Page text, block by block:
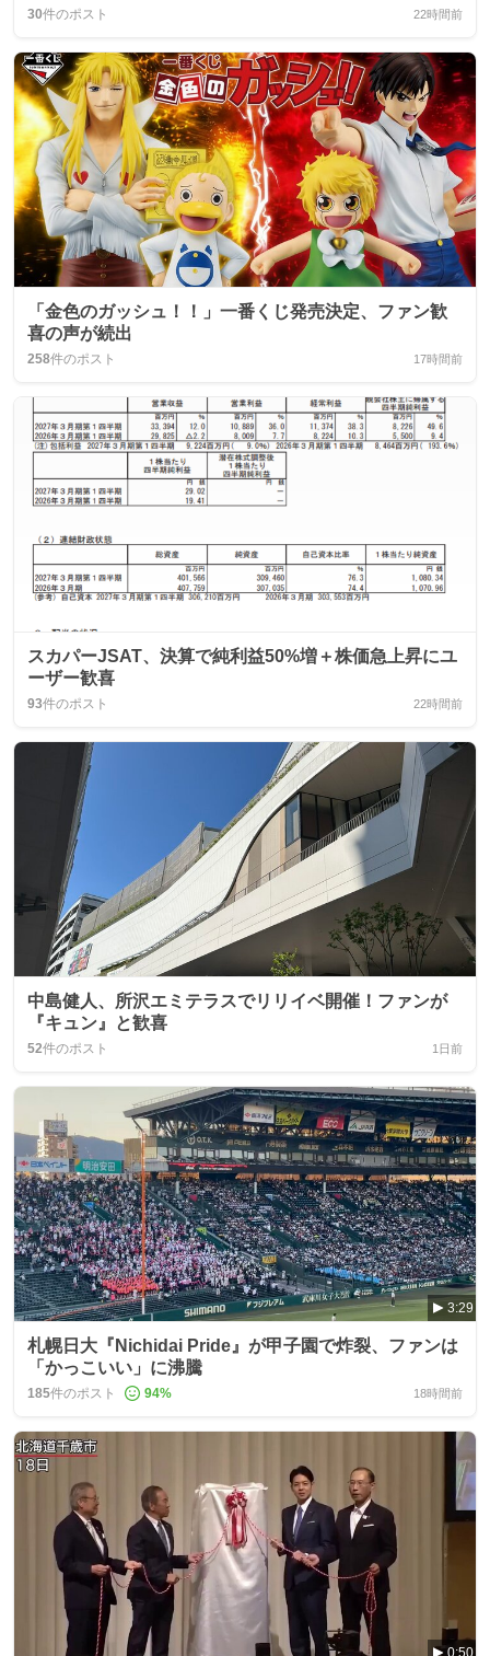
30件のポスト 22時間前
「金色のガッシュ！！」一番くじ発売決定、ファン歓
喜の声が続出
258件のポスト 17時間前
スカパーJSAT、決算で純利益50%増＋株価急上昇にユ
ーザー歓喜
93件のポスト 22時間前
中島健人、所沢エミテラスでリリイベ開催！ファンが
『キュン』と歓喜
52件のポスト 1日前
3:29
札幌日大『Nichidai Pride』が甲子園で炸裂、ファンは
「かっこいい」に沸騰
185件のポスト 94% 18時間前
0:50